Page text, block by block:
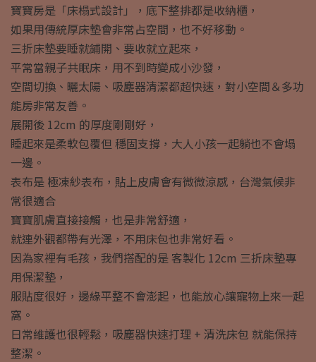
寶寶房是「床榻式設計」，底下整排都是收納櫃，
如果用傳統厚床墊會非常占空間，也不好移動。
三折床墊要睡就鋪開、要收就立起來，
平常當親子共眠床，用不到時變成小沙發，
空間切換、曬太陽、吸塵器清潔都超快速，對小空間＆多功
能房非常友善。
展開後 12cm 的厚度剛剛好，
睡起來是柔軟包覆但 穩固支撐，大人小孩一起躺也不會塌
一邊。
表布是 極凍紗表布，貼上皮膚會有微微涼感，台灣氣候非
常很適合
寶寶肌膚直接接觸，也是非常舒適，
就連外觀都帶有光澤，不用床包也非常好看。
因為家裡有毛孩，我們搭配的是 客製化 12cm 三折床墊專
用保潔墊，
服貼度很好，邊緣平整不會澎起，也能放心讓寵物上來一起
窩。
日常維護也很輕鬆，吸塵器快速打理 + 清洗床包 就能保持
整潔。